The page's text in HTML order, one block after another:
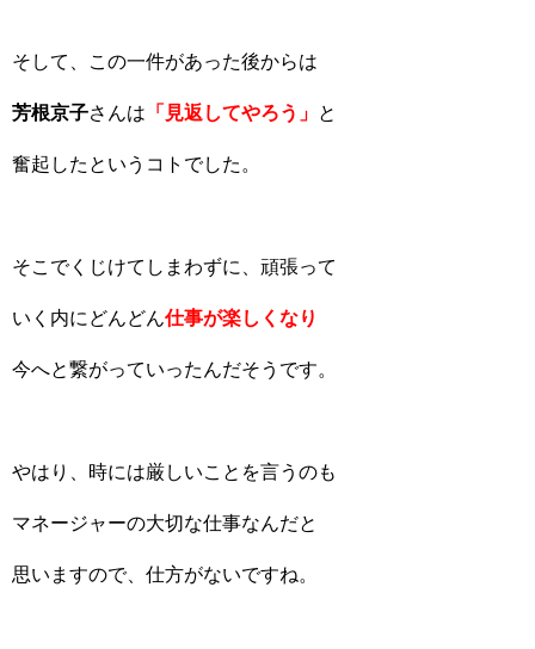
そして、この一件があった後からは
芳根京子さんは 「見返してやろう」 と
奮起したというコトでした。
そこでくじけてしまわずに、頑張って
いく内にどんどん仕事が楽しくなり
今へと繋がっていったんだそうです。
やはり、時には厳しいことを言うのも
マネージャーの大切な仕事なんだと
思いますので、仕方がないですね。